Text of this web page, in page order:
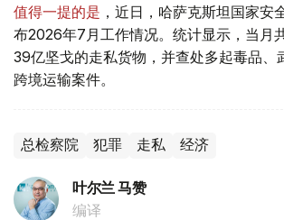
值得一提的是 ，近日，哈萨克斯坦国家安
布2026年7月工作情况。统计显示，当月
39亿坚戈的走私货物，并查处多起毒品、
跨境运输案件。
总检察院 犯罪 走私 经济
叶尔兰 马赞
编译